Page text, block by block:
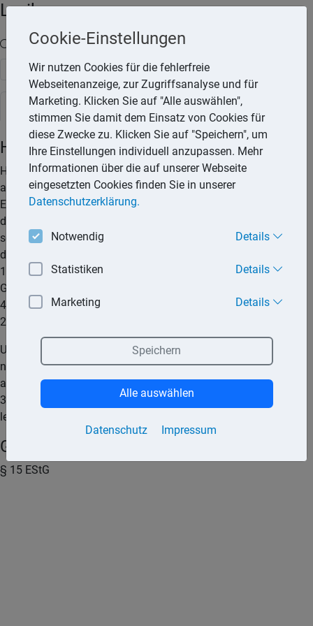
Lexika
Volltext-Suche in den Lexika
Suchen
Steuerlexikon
Handwerker
Handwerker, die selbstständig tätig sind, erzielen Einkünfte
aus Gewerbebetrieb. Sie können ihre Einkünfte durch die
Einnahmen-Überschussrechnung ermitteln. Zu beachten ist,
dass selbstständig tätige Handwerker, die keine
sozialversicherungspflichtigen Arbeitnehmer beschäftigen,
der Rentenversicherungspflicht unterliegen. Sie müssen
18,7 % ihrer Einkünfte in die Rentenkasse einzahlen.
Grundsätzlich wird der Regelbeitrag von 543,24 € (West) bzw.
471,24 € (Ost) erhoben, der sich aus den Bezugsgrößen von
2.905,– € (West) und 2.520,– € (Ost) ableitet.
Unter Vorlage des Einkommensteuerbescheides kann bei
niedrigeren oder höheren Einkünften vom Regelbeitrag
abgewichen werden. Berufsanfänger genießen die ersten
3 Jahre ohne Einkommensnachweis die Erleichterung,
lediglich den halben Regelbeitrag zahlen zu müssen.
Gesetze und Urteile (Quellen)
§ 15 EStG
Cookie-Einstellungen
Wir nutzen Cookies für die fehlerfreie
Webseitenanzeige, zur Zugriffsanalyse und für
Marketing. Klicken Sie auf "Alle auswählen",
stimmen Sie damit dem Einsatz von Cookies für
diese Zwecke zu. Klicken Sie auf "Speichern", um
Ihre Einstellungen individuell anzupassen. Mehr
Informationen über die auf unserer Webseite
eingesetzten Cookies finden Sie in unserer
Datenschutzerklärung.
Notwendig Details
Statistiken Details
Marketing Details
Datenschutz Impressum
Speichern
Alle auswählen